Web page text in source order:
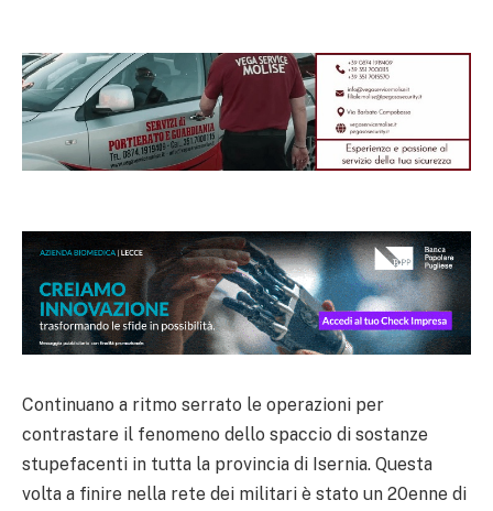
Continuano a ritmo serrato le operazioni per
contrastare il fenomeno dello spaccio di sostanze
stupefacenti in tutta la provincia di Isernia. Questa
volta a finire nella rete dei militari è stato un 20enne di